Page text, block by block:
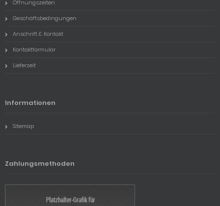
Öffnungszeiten
Geschäftsbedingungen
Anschrift & Kontakt
Kontaktformular
Lieferzeit
Informationen
Sitemap
Zahlungsmethoden